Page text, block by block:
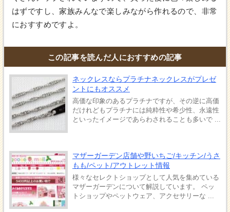
はずですし、家族みんなで楽しみながら作れるので、非常
におすすめですよ。
この記事を読んだ人におすすめの記事
ネックレスならプラチナネックレスがプレゼ
ントにもオススメ
高価な印象のあるプラチナですが、その逆に高価
だけれどもプラチナには純粋性や希少性、永遠性
といったイメージであらわされることも多いで ...
マザーガーデン店舗や野いちご/キッチン/うさ
もも/ペット/アウトレット情報
様々なセレクトショップとして人気を集めている
マザーガーデンについて解説しています。 ペッ
トショップやペットウェア、アクセサリーな ...